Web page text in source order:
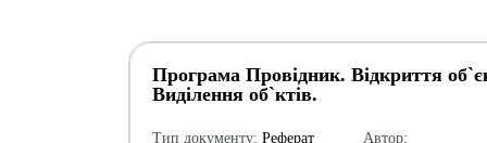
Програма Провідник. Відкриття
Виділення об`ктів.
Тип документу: Реферат
Автор: